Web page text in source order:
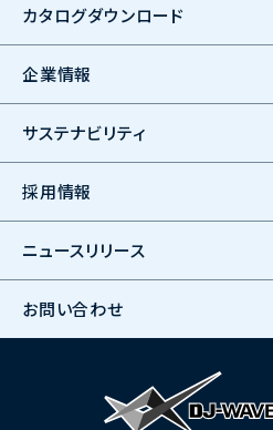
カタログダウンロード
企業情報
サステナビリティ
採用情報
ニュースリリース
お問い合わせ